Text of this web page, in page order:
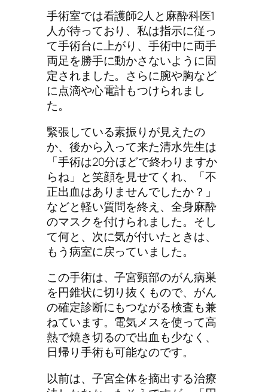
手術室では看護師2人と麻酔科医1
人が待っており、私は指示に従っ
て手術台に上がり、手術中に両手
両足を勝手に動かさないように固
定されました。さらに腕や胸など
に点滴や心電計もつけられまし
た。
緊張している素振りが見えたの
か、後から入って来た清水先生は
「手術は20分ほどで終わりますか
らね」と笑顔を見せてくれ、「不
正出血はありませんでしたか？」
などと軽い質問を終え、全身麻酔
のマスクを付けられました。そし
て何と、次に気が付いたときは、
もう病室に戻っていました。
この手術は、子宮頸部のがん病巣
を円錐状に切り抜くもので、がん
の確定診断にもつながる検査も兼
ねています。電気メスを使って高
熱で焼き切るので出血も少なく、
日帰り手術も可能なのです。
以前は、子宮全体を摘出する治療